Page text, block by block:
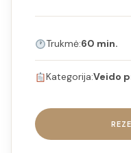
Trukmė:60 min.
Kategorija:Veido